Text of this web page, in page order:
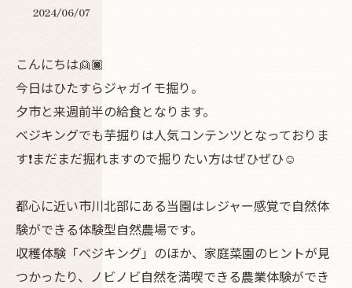
2024/06/07
こんにちは👱🏿
今日はひたすらジャガイモ掘り。
夕市と来週前半の給食となります。
ベジキングでも芋掘りは人気コンテンツとなっておりま
す❗まだまだ掘れますので掘りたい方はぜひぜひ☺️
都心に近い市川北部にある当園はレジャー感覚で自然体
験ができる体験型自然農場です。
収穫体験「ベジキング」のほか、家庭菜園のヒントが見
つかったり、ノビノビ自然を満喫できる農業体験ができ